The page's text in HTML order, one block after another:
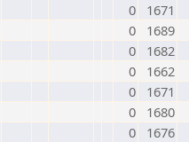
0
1671
0
1689
0
1682
0
1662
0
1671
0
1680
0
1676